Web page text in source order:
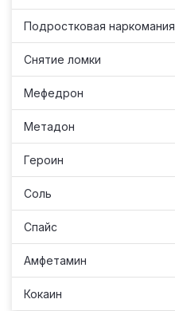
Подростковая наркомания
Снятие ломки
Мефедрон
Метадон
Героин
Соль
Спайс
Амфетамин
Кокаин